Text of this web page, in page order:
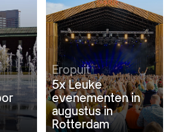
Eropuit
5x Leuke
evenementen in
augustus in
Rotterdam